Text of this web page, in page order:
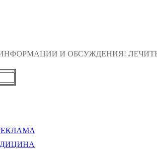
ИНФОРМАЦИИ И ОБСУЖДЕНИЯ!